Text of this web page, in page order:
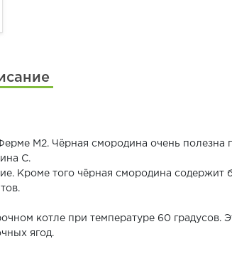
М2. Чёрная смородина очень полезна
С.
Кроме того чёрная смородина содержит
котле при температуре 60 градусов.
ягод.